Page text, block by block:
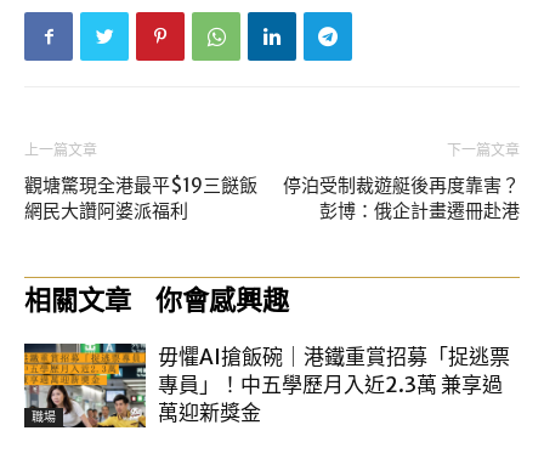
上一篇文章
觀塘驚現全港最平$19三餸飯
網民大讚阿婆派福利
下一篇文章
停泊受制裁遊艇後再度靠害？
彭博：俄企計畫遷冊赴港
相關文章 你會感興趣
職場
毋懼AI搶飯碗｜港鐵重賞招募「捉逃票
專員」！中五學歷月入近2.3萬 兼享過
萬迎新獎金